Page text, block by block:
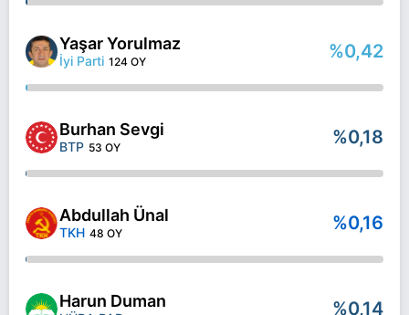
Yaşar Yorulmaz
İyi Parti 124 OY %0,42
Burhan Sevgi
BTP 53 OY %0,18
Abdullah Ünal
TKH 48 OY %0,16
Harun Duman %0,14